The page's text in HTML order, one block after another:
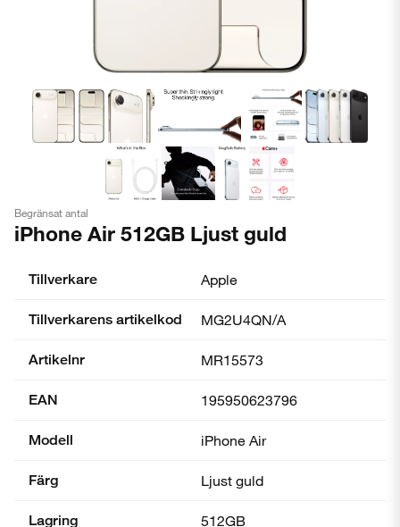
Begränsat antal
iPhone Air 512GB Ljust guld
Tillverkare Apple
Tillverkarens artikelkod MG2U4QN/A
Artikelnr MR15573
EAN 195950623796
Modell iPhone Air
Färg Ljust guld
Lagring 512GB